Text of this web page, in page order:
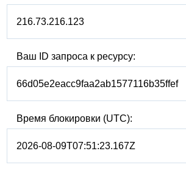
216.73.216.123
Ваш ID запроса к ресурсу:
66d05e2eacc9faa2ab1577116b35ffef
Время блокировки (UTC):
2026-08-09T07:51:23.167Z